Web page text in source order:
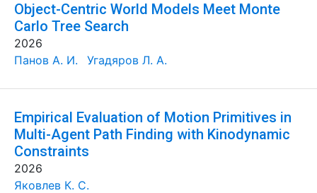
Object-Centric World Models Meet Monte
Carlo Tree Search
2026
Панов А. И.
Угадяров Л. А.
Empirical Evaluation of Motion Primitives in
Multi-Agent Path Finding with Kinodynamic
Constraints
2026
Яковлев К. С.